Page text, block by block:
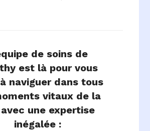
de soins de
est là pour vous
naviguer dans tous
vitaux de la
une expertise
inégalée :